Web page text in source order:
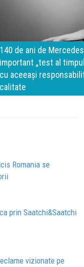
Pîrlog: Cel mai
constant, dar
siguranță și
Romania se
prin Saatchi&Saatchi
vizionate pe